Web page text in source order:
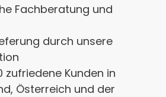
Fachberatung und
durch unsere
zufriedene Kunden in
Österreich und der